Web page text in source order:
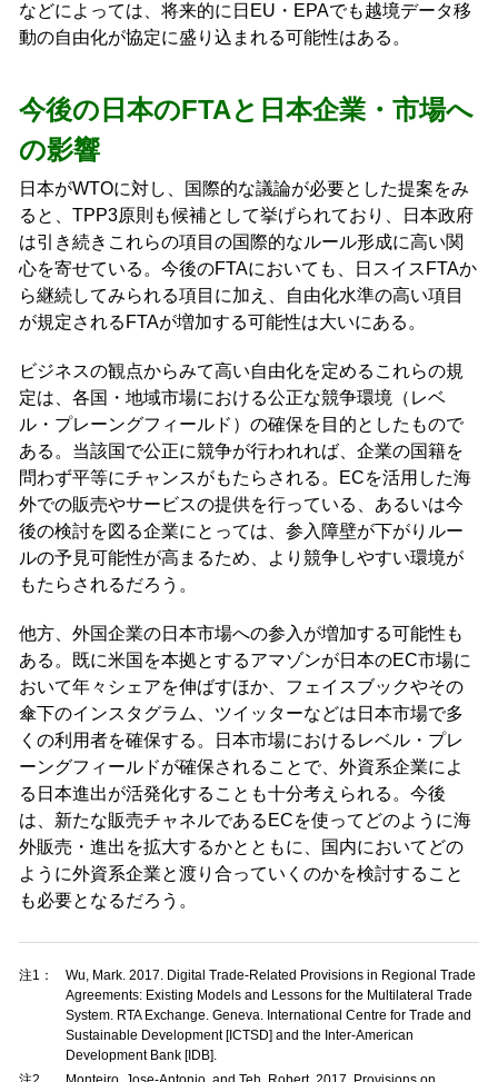
などによっては、将来的に日EU・EPAでも越境データ移
動の自由化が協定に盛り込まれる可能性はある。
今後の日本のFTAと日本企業・市場へ
の影響
日本がWTOに対し、国際的な議論が必要とした提案をみ
ると、TPP3原則も候補として挙げられており、日本政府
は引き続きこれらの項目の国際的なルール形成に高い関
心を寄せている。今後のFTAにおいても、日スイスFTAか
ら継続してみられる項目に加え、自由化水準の高い項目
が規定されるFTAが増加する可能性は大いにある。
ビジネスの観点からみて高い自由化を定めるこれらの規
定は、各国・地域市場における公正な競争環境（レベ
ル・プレーングフィールド）の確保を目的としたもので
ある。当該国で公正に競争が行われれば、企業の国籍を
問わず平等にチャンスがもたらされる。ECを活用した海
外での販売やサービスの提供を行っている、あるいは今
後の検討を図る企業にとっては、参入障壁が下がりルー
ルの予見可能性が高まるため、より競争しやすい環境が
もたらされるだろう。
他方、外国企業の日本市場への参入が増加する可能性も
ある。既に米国を本拠とするアマゾンが日本のEC市場に
おいて年々シェアを伸ばすほか、フェイスブックやその
傘下のインスタグラム、ツイッターなどは日本市場で多
くの利用者を確保する。日本市場におけるレベル・プレ
ーングフィールドが確保されることで、外資系企業によ
る日本進出が活発化することも十分考えられる。今後
は、新たな販売チャネルであるECを使ってどのように海
外販売・進出を拡大するかとともに、国内においてどの
ように外資系企業と渡り合っていくのかを検討すること
も必要となるだろう。
注1：
Wu, Mark. 2017. Digital Trade-Related Provisions in Regional Trade
Agreements: Existing Models and Lessons for the Multilateral Trade
System. RTA Exchange. Geneva. International Centre for Trade and
Sustainable Development [ICTSD] and the Inter-American
Development Bank [IDB].